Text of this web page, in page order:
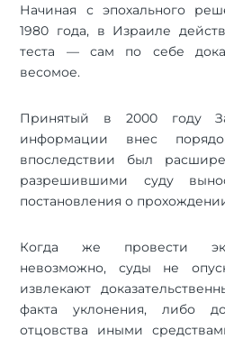
Начиная с эпохального
1980 года, в Израиле
теста — сам по себе
весомое.
Принятый в 2000 году
информации внес
впоследствии был
разрешившими суду
постановления о
Когда же провести
невозможно, суды не
извлекают
факта уклонения, либо
отцовства иными